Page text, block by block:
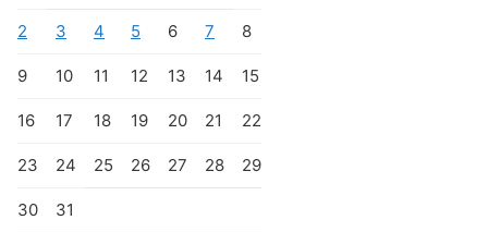
2 3 4 5 6 7 8
9 10 11 12 13 14 15
16 17 18 19 20 21 22
23 24 25 26 27 28 29
30 31